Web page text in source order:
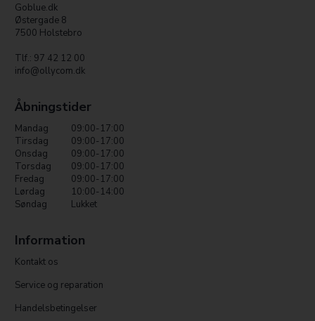
Goblue.dk
Østergade 8
7500 Holstebro
Tlf.: 97 42 12 00
info@ollycom.dk
Åbningstider
Mandag
09:00-17:00
Tirsdag
09:00-17:00
Onsdag
09:00-17:00
Torsdag
09:00-17:00
Fredag
09:00-17:00
Lørdag
10:00-14:00
Søndag
Lukket
Information
Kontakt os
Service og reparation
Handelsbetingelser